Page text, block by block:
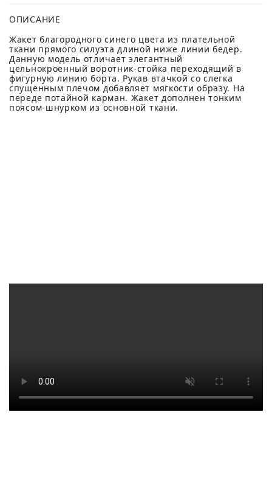
ОПИСАНИЕ
Жакет благородного синего цвета из плательной
ткани прямого силуэта длиной ниже линии бедер.
Данную модель отличает элегантный
цельнокроенный воротник-стойка переходящий в
фигурную линию борта. Рукав втачкой со слегка
спущенным плечом добавляет мягкости образу. На
переде потайной карман. Жакет дополнен тонким
поясом-шнурком из основной ткани.